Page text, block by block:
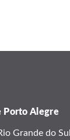
Porto Alegre
Grande do